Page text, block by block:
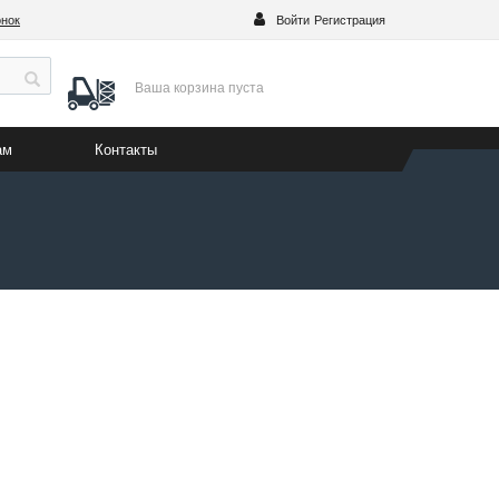
Войти Регистрация
Ваша корзина пуста
Контакты